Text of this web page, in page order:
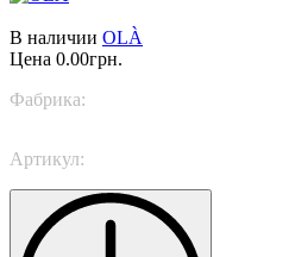
В наличии OLÀ
Цена 0.00грн.
Фабрика:
Артикул: